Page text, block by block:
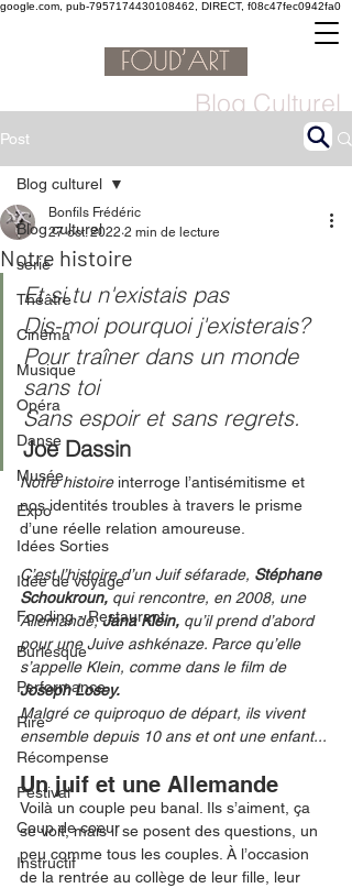
google.com, pub-7957174430108462, DIRECT, f08c47fec0942fa0
Blog Culturel
Post
Blog culturel
serie
Théâtre
Cinéma
Musique
Opéra
Danse
Musée
Expo
Idées Sorties
Idée de voyage
Fooding - Restaurant
Burlesque
Performance
Rire
Récompense
Festival
Coup de coeur
Instructif
Blog culturel
Notre histoire
Bonfils Frédéric
27 oct. 2022 2 min de lecture
Et si tu n'existais pas
Dis-moi pourquoi j'existerais?
Pour traîner dans un monde
sans toi
Sans espoir et sans regrets.
Joe Dassin
Notre histoire interroge l’antisémitisme et
nos identités troubles à travers le prisme
d’une réelle relation amoureuse.
C’est l’histoire d’un Juif séfarade, Stéphane
Schoukroun, qui rencontre, en 2008, une
Allemande, Jana Klein, qu’il prend d’abord
pour une Juive ashkénaze. Parce qu’elle
s’appelle Klein, comme dans le film de
Joseph Losey.
Malgré ce quiproquo de départ, ils vivent
ensemble depuis 10 ans et ont une enfant...
Un juif et une Allemande
Voilà un couple peu banal. Ils s’aiment, ça
se voit, mais il se posent des questions, un
peu comme tous les couples. À l’occasion
de la rentrée au collège de leur fille, leur